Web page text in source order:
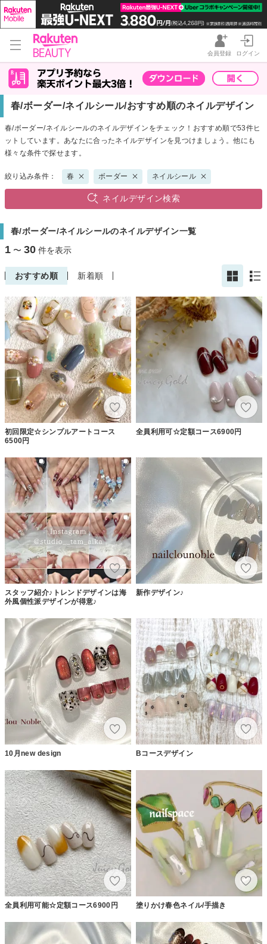
会員登録 ログイン
春/ボーダー/ネイルシール/おすすめ順のネイルデザイン
春/ボーダー/ネイルシールのネイルデザインをチェック！おすすめ順で53件ヒ
ットしています。あなたに合ったネイルデザインを見つけましょう。他にも
様々な条件で探せます。
絞り込み条件： 春 ボーダー ネイルシール
ネイルデザイン検索
春/ボーダー/ネイルシールのネイルデザイン一覧
1 〜 30 件を表示
おすすめ順 新着順
初回限定☆シンプルアートコース
6500円
全員利用可☆定額コース6900円
スタッフ紹介♪トレンドデザインは海
外風個性派デザインが得意♪
新作デザイン♪
10月new design Bコースデザイン
全員利用可能☆定額コース6900円 塗りかけ春色ネイル/手描き